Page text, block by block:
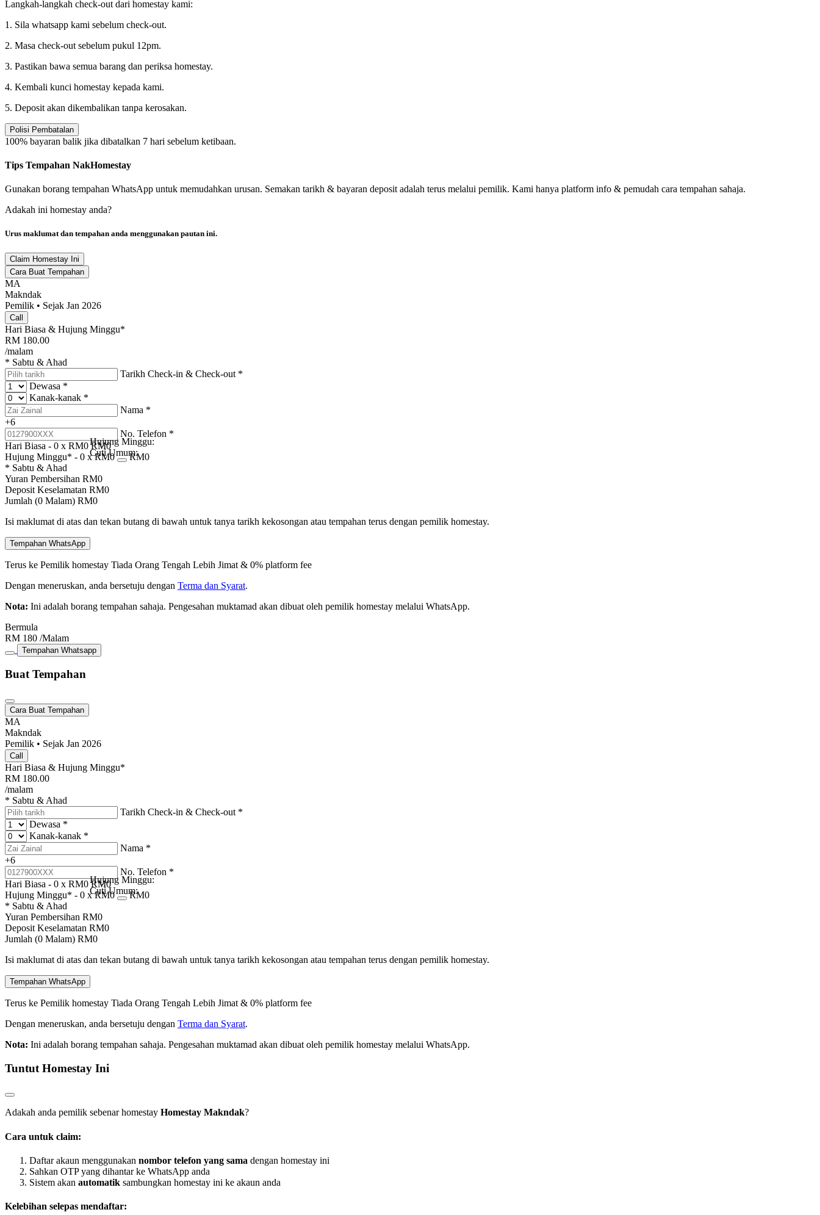
Langkah-langkah check-out dari homestay kami:
1. Sila whatsapp kami sebelum check-out.
2. Masa check-out sebelum pukul 12pm.
3. Pastikan bawa semua barang dan periksa homestay.
4. Kembali kunci homestay kepada kami.
5. Deposit akan dikembalikan tanpa kerosakan.
Polisi Pembatalan
100% bayaran balik jika dibatalkan 7 hari sebelum ketibaan.
Tips Tempahan NakHomestay
Gunakan borang tempahan WhatsApp untuk memudahkan urusan. Semakan tarikh & bayaran deposit adalah terus melalui pemilik. Kami hanya platform info & pemudah cara tempahan sahaja.
Adakah ini homestay anda?
Urus maklumat dan tempahan anda menggunakan pautan ini.
Claim Homestay Ini
Cara Buat Tempahan
MA
Makndak
Pemilik • Sejak Jan 2026
Call
Hari Biasa & Hujung Minggu*
RM 180.00
/malam
* Sabtu & Ahad
Tarikh Check-in & Check-out *
Dewasa *
Kanak-kanak *
Nama *
+6
No. Telefon *
Hari Biasa - 0 x RM0 RM0
Hujung Minggu* - 0 x RM0
Hujung Minggu:
Cuti Umum:RM0
* Sabtu & Ahad
Yuran Pembersihan RM0
Deposit Keselamatan RM0
Jumlah (0 Malam) RM0
Isi maklumat di atas dan tekan butang di bawah untuk tanya tarikh kekosongan atau tempahan terus dengan pemilik homestay.
Tempahan WhatsApp
Terus ke Pemilik homestay Tiada Orang Tengah Lebih Jimat & 0% platform fee
Dengan meneruskan, anda bersetuju dengan Terma dan Syarat.
Nota: Ini adalah borang tempahan sahaja. Pengesahan muktamad akan dibuat oleh pemilik homestay melalui WhatsApp.
Bermula
RM 180 /Malam
Tempahan Whatsapp
Buat Tempahan
Cara Buat Tempahan
MA
Makndak
Pemilik • Sejak Jan 2026
Call
Hari Biasa & Hujung Minggu*
RM 180.00
/malam
* Sabtu & Ahad
Tarikh Check-in & Check-out *
Dewasa *
Kanak-kanak *
Nama *
+6
No. Telefon *
Hari Biasa - 0 x RM0 RM0
Hujung Minggu* - 0 x RM0
Hujung Minggu:
Cuti Umum:RM0
* Sabtu & Ahad
Yuran Pembersihan RM0
Deposit Keselamatan RM0
Jumlah (0 Malam) RM0
Isi maklumat di atas dan tekan butang di bawah untuk tanya tarikh kekosongan atau tempahan terus dengan pemilik homestay.
Tempahan WhatsApp
Terus ke Pemilik homestay Tiada Orang Tengah Lebih Jimat & 0% platform fee
Dengan meneruskan, anda bersetuju dengan Terma dan Syarat.
Nota: Ini adalah borang tempahan sahaja. Pengesahan muktamad akan dibuat oleh pemilik homestay melalui WhatsApp.
Tuntut Homestay Ini
Adakah anda pemilik sebenar homestay Homestay Makndak?
Cara untuk claim:
Daftar akaun menggunakan nombor telefon yang sama dengan homestay ini
Sahkan OTP yang dihantar ke WhatsApp anda
Sistem akan automatik sambungkan homestay ini ke akaun anda
Kelebihan selepas mendaftar: